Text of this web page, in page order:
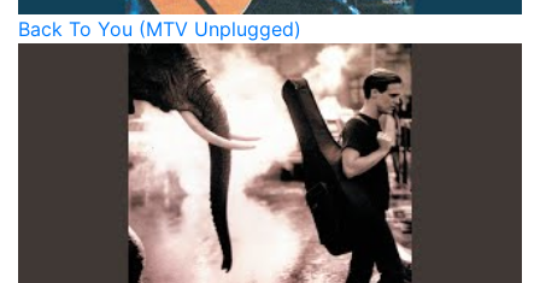
Back To You (MTV Unplugged)